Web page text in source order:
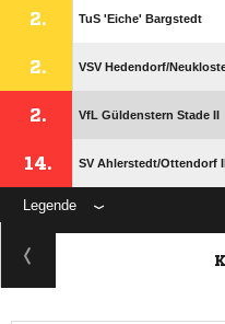
2. TuS 'Eiche' Bargstedt
2. VSV Hedendorf/​
2. VfL Güldenstern Stade II
14. SV Ahlerstedt/​Ottendorf III
Legende